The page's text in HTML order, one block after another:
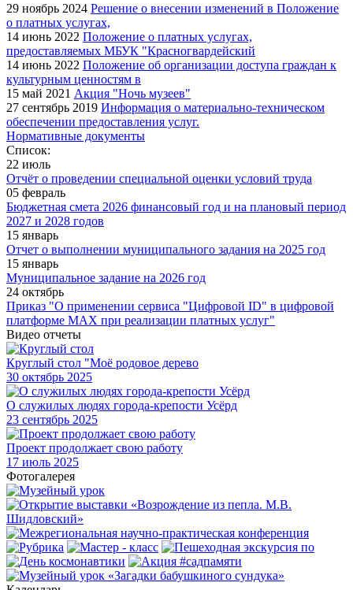
29 ноябрь 2024 Решение о внесении изменений в Положение
о платных услугах,
14 июнь 2022 Положение о платных услугах,
предоставляемых МБУК "Красногвардейский
14 июнь 2022 Положение об организации доступа граждан к
культурным ценностям в
15 май 2021 Акция "Ночь музеев"
27 сентябрь 2019 Информация о материально-техническом
обеспечении предоставления услуг.
Нормативные документы
Список:
22 июль
Отчёт о проведении специальной оценки условий труда
05 февраль
Бюджетная смета 2026 финансовый год и на плановый период
2027 и 2028 годов
15 январь
Отчет о выполнении муниципального задания на 2025 год
15 январь
Муниципальное задание на 2026 год
24 октябрь
Приказ "О применении сервиса "Цифровой ID" в цифровой
платформе МАХ при реализации платных услуг"
Видео отчеты
Круглый стол "Моё родовое дерево
30 октябрь 2025
О служилых людях города-крепости Усёрд
23 сентябрь 2025
Проект продолжает свою работу
17 июль 2025
Фотогалерея